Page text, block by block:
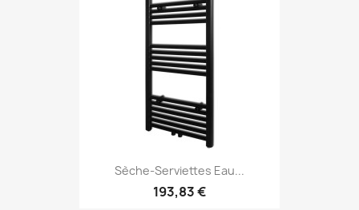
Sèche-Serviettes Eau...
193,83 €